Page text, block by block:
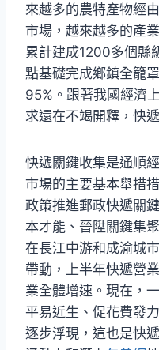
來越多的農特產物經
市場，越來越多的產
累計建成1200多個縣
點基礎完成鄉鎮全籠
95%。跟著我國經濟
求還在不竭開釋，快
快遞關鍵收集是通順
市場的主要基本舉措
政策推進郵政快遞關
本才能、晉陞關鍵集
在長江中游和成渝城
帶動，上半年快遞營
業全體增速。現在，
平易近生、促花費發
逐步浮現，這也是快